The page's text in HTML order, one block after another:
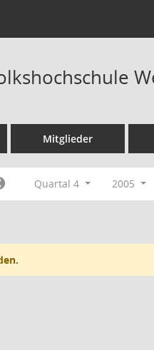
Mitglieder
Quartal 4 2005